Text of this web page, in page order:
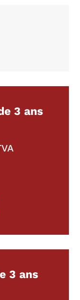
3 ans
3 ans